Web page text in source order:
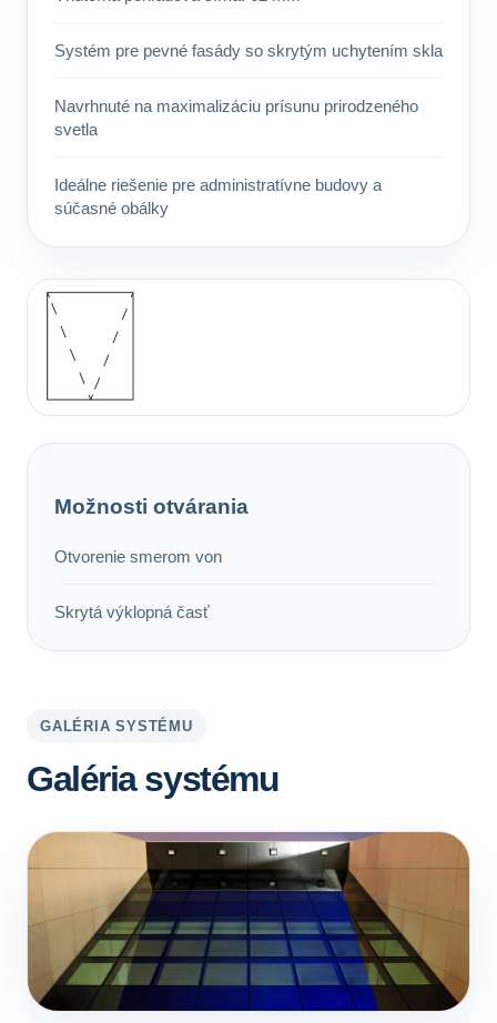
Systém pre pevné fasády so skrytým uchytením skla
Navrhnuté na maximalizáciu prísunu prirodzeného
svetla
Ideálne riešenie pre administratívne budovy a
súčasné obálky
Možnosti otvárania
Otvorenie smerom von
Skrytá výklopná časť
GALÉRIA SYSTÉMU
Galéria systému